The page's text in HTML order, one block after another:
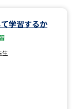
学習するか
生